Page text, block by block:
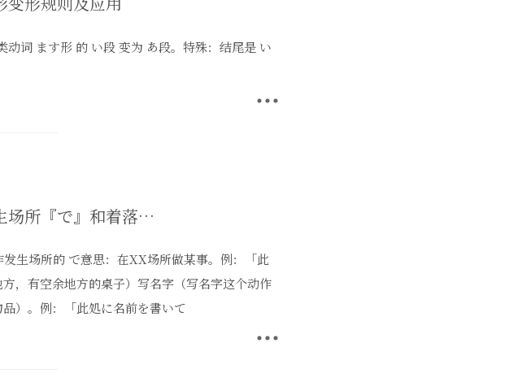
词 ます形 的 い段 变为 あ段。特殊：结尾是 い
日语中动作发生场所『で』和着落点的『に』的区别
生场所的 で意思：在XX场所做某事。例：「此
，有空余地方的桌子）写名字（写名字这个动作
）。例：「此処に名前を書いて